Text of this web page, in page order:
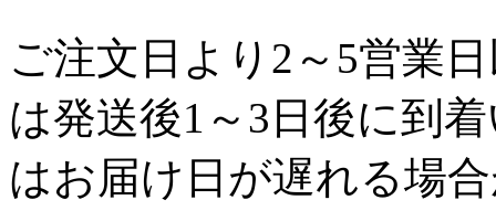
ご注文日より2～5営業
は発送後1～3日後に到
はお届け日が遅れる場